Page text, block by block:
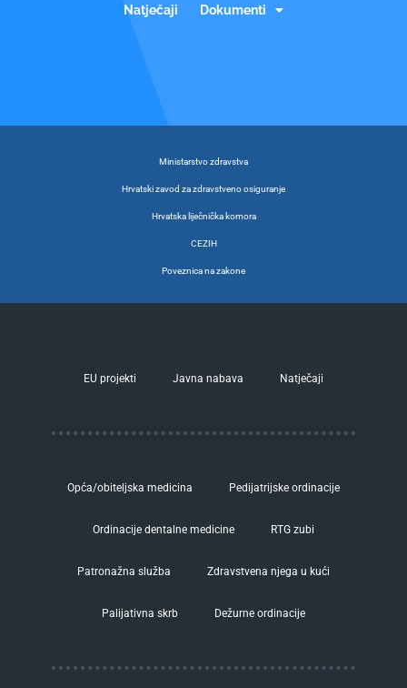
Natječaji Dokumenti
Ministarstvo zdravstva
Hrvatski zavod za zdravstveno osiguranje
Hrvatska liječnička komora
CEZIH
Poveznica na zakone
EU projekti Javna nabava Natječaji
Opća/obiteljska medicina Pedijatrijske ordinacije
Ordinacije dentalne medicine RTG zubi
Patronažna služba Zdravstvena njega u kući
Palijativna skrb Dežurne ordinacije